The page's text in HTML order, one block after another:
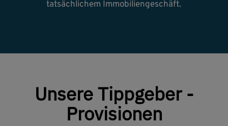
tatsächlichem Immobiliengeschäft.
Unsere Tippgeber -
Provisionen